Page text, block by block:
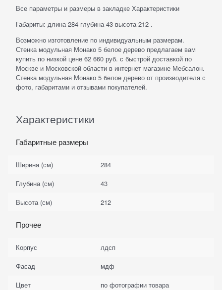
Все параметры и размеры в закладке Характеристики
Габариты: длина 284 глубина 43 высота 212 .
Возможно изготовление по индивидуальным размерам.
Стенка модульная Монако 5 белое дерево предлагаем вам
купить по низкой цене 62 660 руб. с быстрой доставкой по
Москве и Московской области в интернет магазине Мебсалон.
Стенка модульная Монако 5 белое дерево от производителя с
фото, габаритами и отзывами покупателей.
Характеристики
Габаритные размеры
Ширина (см)
284
Глубина (см)
43
Высота (см)
212
Прочее
Корпус
лдсп
Фасад
мдф
Цвет
по фотографии товара